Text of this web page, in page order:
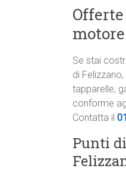
Se stai
di
tapparelle,
conforme
Contatta il
Punti